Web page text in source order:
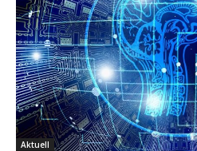
Aktuell